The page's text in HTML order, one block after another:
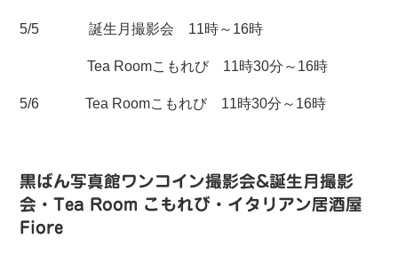
5/5 誕生月撮影会 11時～16時
Tea Roomこもれび 11時30分～16時
5/6 Tea Roomこもれび 11時30分～16時
黒ばん写真館ワンコイン撮影会&誕生月撮影
会・Tea Room こもれび・イタリアン居酒屋
Fiore